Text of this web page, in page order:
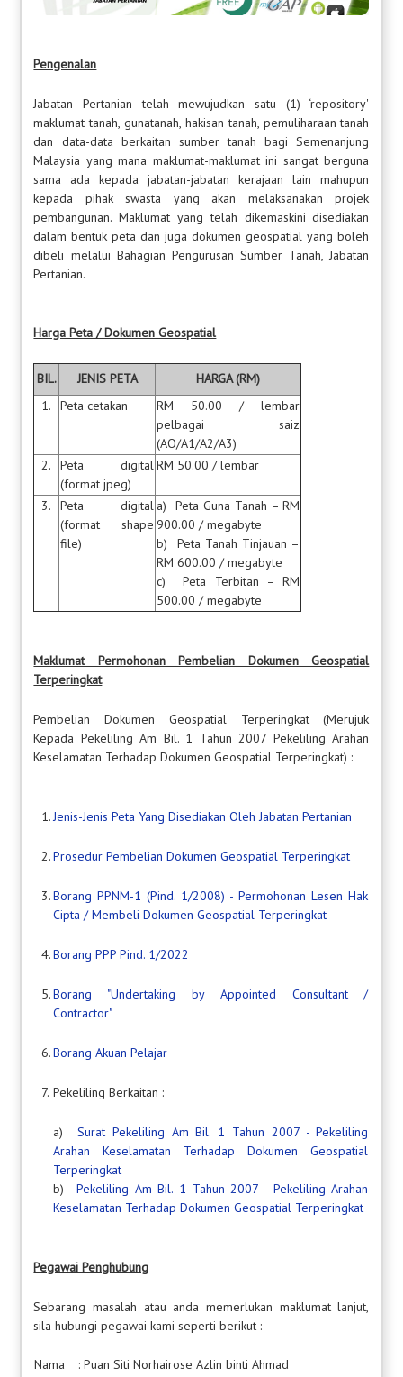
Pengenalan
Jabatan Pertanian telah mewujudkan satu (1) ‘repository'
maklumat tanah, gunatanah, hakisan tanah, pemuliharaan tanah
dan data-data berkaitan sumber tanah bagi Semenanjung
Malaysia yang mana maklumat-maklumat ini sangat berguna
sama ada kepada jabatan-jabatan kerajaan lain mahupun
kepada pihak swasta yang akan melaksanakan projek
pembangunan. Maklumat yang telah dikemaskini disediakan
dalam bentuk peta dan juga dokumen geospatial yang boleh
dibeli melalui Bahagian Pengurusan Sumber Tanah, Jabatan
Pertanian.
Harga Peta / Dokumen Geospatial
BIL. JENIS PETA
HARGA (RM)
1.
Peta cetakan
RM 50.00 / lembar
pelbagai saiz
(AO/A1/A2/A3)
2.
Peta digital
(format jpeg)
RM 50.00 / lembar
3.
Peta digital
(format shape
file)
a) Peta Guna Tanah – RM
900.00 / megabyte
b) Peta Tanah Tinjauan –
RM 600.00 / megabyte
c) Peta Terbitan – RM
500.00 / megabyte
Maklumat Permohonan Pembelian Dokumen Geospatial
Terperingkat
Pembelian Dokumen Geospatial Terperingkat (Merujuk
Kepada Pekeliling Am Bil. 1 Tahun 2007 Pekeliling Arahan
Keselamatan Terhadap Dokumen Geospatial Terperingkat) :
1.Jenis-Jenis Peta Yang Disediakan Oleh Jabatan Pertanian
2.Prosedur Pembelian Dokumen Geospatial Terperingkat
3.Borang PPNM-1 (Pind. 1/2008) - Permohonan Lesen Hak
Cipta / Membeli Dokumen Geospatial Terperingkat
4.Borang PPP Pind. 1/2022
5.Borang "Undertaking by Appointed Consultant /
Contractor"
6.Borang Akuan Pelajar
7. Pekeliling Berkaitan :
a)Surat Pekeliling Am Bil. 1 Tahun 2007 - Pekeliling
Arahan Keselamatan Terhadap Dokumen Geospatial
Terperingkat
b) Pekeliling Am Bil. 1 Tahun 2007 - Pekeliling Arahan
Keselamatan Terhadap Dokumen Geospatial Terperingkat
Pegawai Penghubung
Sebarang masalah atau anda memerlukan maklumat lanjut,
sila hubungi pegawai kami seperti berikut :
Nama : Puan Siti Norhairose Azlin binti Ahmad